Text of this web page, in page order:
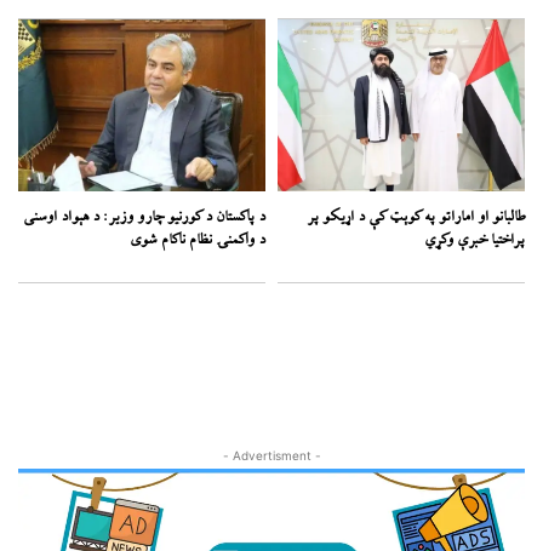
طالبانو او اماراتو په کوېټ کې د اړیکو پر
پراختیا خبرې وکړي
د پاکستان د کورنیو چارو وزیر: د هېواد اوسنی
د واکمنۍ نظام ناکام شوی
- Advertisment -